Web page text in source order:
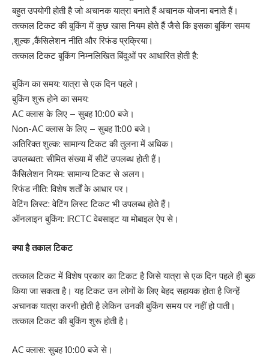
बहुत उपयोगी होती है जो अचानक यात्रा बनाते हैं अचानक योजना बनाते हैं।
तत्काल टिकट की बुकिंग में कुछ खास नियम होते हैं जैसे कि इसका बुकिंग समय
,शुल्क ,कैंसिलेशन नीति और रिफंड प्रक्रिया।
तत्काल टिकट बुकिंग निम्नलिखित बिंदुओं पर आधारित होती है:
बुकिंग का समय: यात्रा से एक दिन पहले।
बुकिंग शुरू होने का समय:
AC क्लास के लिए – सुबह 10:00 बजे।
Non-AC क्लास के लिए – सुबह 11:00 बजे।
अतिरिक्त शुल्क: सामान्य टिकट की तुलना में अधिक।
उपलब्धता: सीमित संख्या में सीटें उपलब्ध होती हैं।
कैंसिलेशन नियम: सामान्य टिकट से अलग।
रिफंड नीति: विशेष शर्तों के आधार पर।
वेटिंग लिस्ट: वेटिंग लिस्ट टिकट भी उपलब्ध होते हैं।
ऑनलाइन बुकिंग: IRCTC वेबसाइट या मोबाइल ऐप से।
क्या है तकाल टिकट
तत्काल टिकट में विशेष प्रकार का टिकट है जिसे यात्रा से एक दिन पहले ही बुक
किया जा सकता है। यह टिकट उन लोगों के लिए बेहद सहायक होता है जिन्हें
अचानक यात्रा करनी होती है लेकिन उनकी बुकिंग समय पर नहीं हो पाती।
तत्काल टिकट की बुकिंग शुरू होती है।
AC क्लास: सुबह 10:00 बजे से।